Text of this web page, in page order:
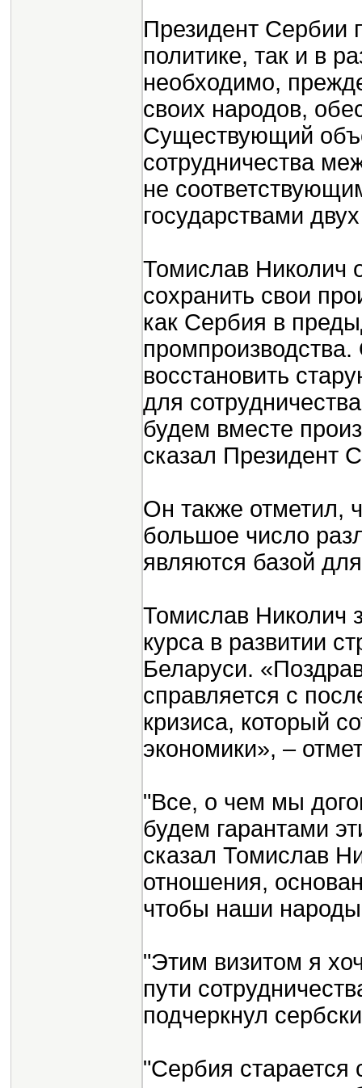
Президент Сербии
политике, так и в
необходимо,
своих народов,
Существующий
сотрудничества
не
государствами
Томислав Николич
сохранить свои
как Сербия в
восстановить
для
будем вместе
сказал Президент
Он также отметил,
большое число
являются базой
Томислав Николич
курса в развитии
Беларуси.
справляется с
кризиса, который
экономики», –
"Все, о чем мы
будем гарантами
сказал Томислав
отношения,
чтобы наши
"Этим визитом я
пути
подчеркнул
"Сербия